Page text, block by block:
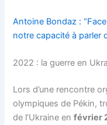
Antoine Bondaz :
notre capacité à parler
2022 : la guerre en
Lors d’une rencontre
olympiques de Pékin,
de l’Ukraine enfévrier